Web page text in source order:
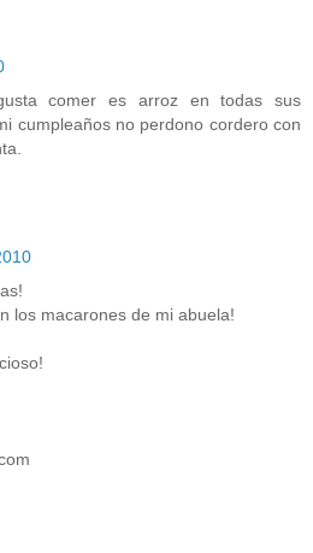
comer es arroz en todas sus
cumpleaños no perdono cordero con
los macarones de mi abuela!